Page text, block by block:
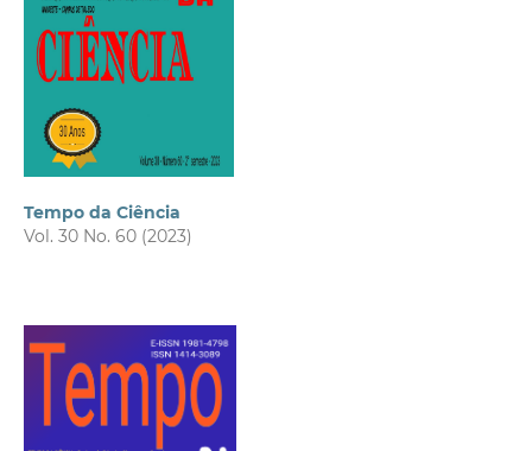
Tempo da Ciência
Vol. 30 No. 60 (2023)